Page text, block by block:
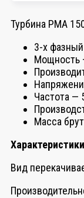
Турбина РМА
3-х
Мощность
Частота —
Масса
Вид